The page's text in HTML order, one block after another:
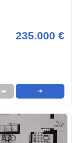
235.000 €
➦ ➜